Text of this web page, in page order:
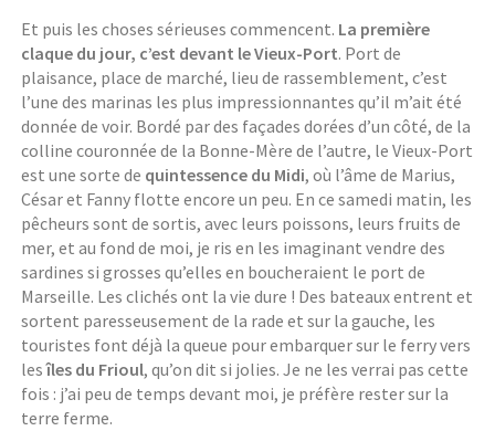
Et puis les choses sérieuses commencent. La première
claque du jour, c’est devant le Vieux-Port. Port de
plaisance, place de marché, lieu de rassemblement, c’est
l’une des marinas les plus impressionnantes qu’il m’ait été
donnée de voir. Bordé par des façades dorées d’un côté, de la
colline couronnée de la Bonne-Mère de l’autre, le Vieux-Port
est une sorte de quintessence du Midi, où l’âme de Marius,
César et Fanny flotte encore un peu. En ce samedi matin, les
pêcheurs sont de sortis, avec leurs poissons, leurs fruits de
mer, et au fond de moi, je ris en les imaginant vendre des
sardines si grosses qu’elles en boucheraient le port de
Marseille. Les clichés ont la vie dure ! Des bateaux entrent et
sortent paresseusement de la rade et sur la gauche, les
touristes font déjà la queue pour embarquer sur le ferry vers
lesîles du Frioul, qu’on dit si jolies. Je ne les verrai pas cette
fois : j’ai peu de temps devant moi, je préfère rester sur la
terre ferme.